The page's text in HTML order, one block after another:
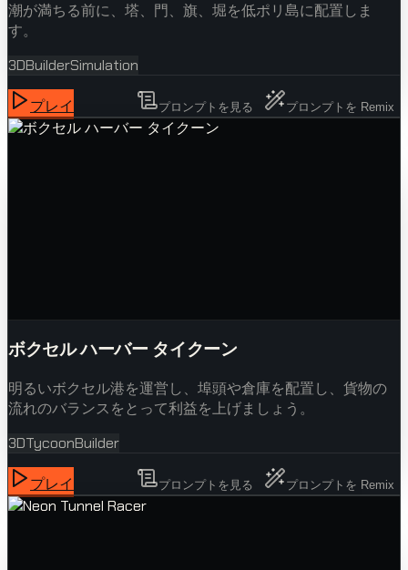
潮が満ちる前に、塔、門、旗、堀を低ポリ島に配置しま
す。
3DBuilderSimulation
プレイ プロンプトを見る プロンプトを Remix
ボクセル ハーバー タイクーン
明るいボクセル港を運営し、埠頭や倉庫を配置し、貨物の
流れのバランスをとって利益を上げましょう。
3DTycoonBuilder
プレイ プロンプトを見る プロンプトを Remix